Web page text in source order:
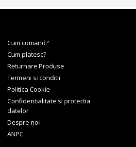
Cum comand?
Cum platesc?
Returnare Produse
Termeni si conditii
Politica Cookie
Confidentialitate si protectia
datelor
Despre noi
ANPC